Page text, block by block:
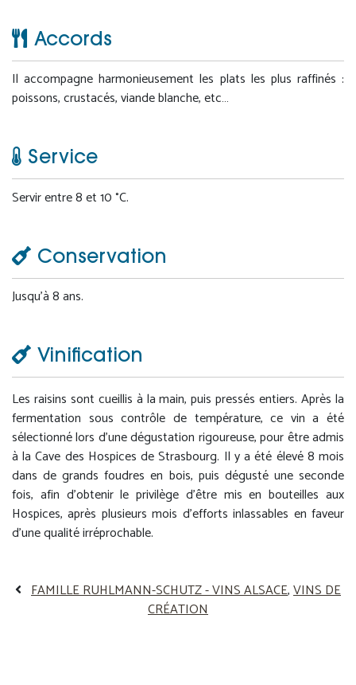
Accords
Il accompagne harmonieusement les plats les plus raffinés :
poissons, crustacés, viande blanche, etc…
Service
Servir entre 8 et 10 °C.
Conservation
Jusqu’à 8 ans.
Vinification
Les raisins sont cueillis à la main, puis pressés entiers. Après la
fermentation sous contrôle de température, ce vin a été
sélectionné lors d’une dégustation rigoureuse, pour être admis
à la Cave des Hospices de Strasbourg. Il y a été élevé 8 mois
dans de grands foudres en bois, puis dégusté une seconde
fois, afin d’obtenir le privilège d’être mis en bouteilles aux
Hospices, après plusieurs mois d’efforts inlassables en faveur
d’une qualité irréprochable.
FAMILLE RUHLMANN-SCHUTZ - VINS ALSACE,VINS DE
CRÉATION